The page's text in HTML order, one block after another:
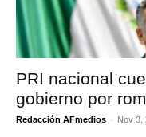
PRI nacional
gobierno por
Redacción AFmedios - Nov 3,